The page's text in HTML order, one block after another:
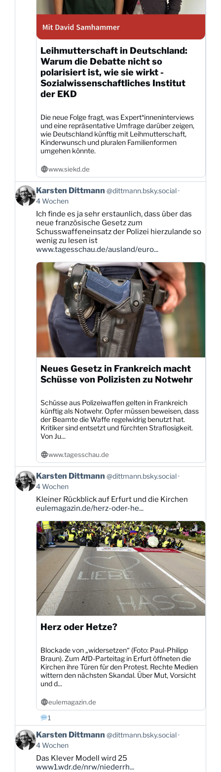
Leihmutterschaft in Deutschland:
Warum die Debatte nicht so
polarisiert ist, wie sie wirkt -
Sozialwissenschaftliches Institut
der EKD
Die neue Folge fragt, was Expert*inneninterviews
und eine repräsentative Umfrage darüber zeigen,
wie Deutschland künftig mit Leihmutterschaft,
Kinderwunsch und pluralen Familienformen
umgehen könnte.
www.siekd.de
Beitrag
von
Karsten
Dittmann
Bluesky
ansehen
Karsten Dittmann @dittmann.bsky.social
4 Wochen
Ich finde es ja sehr erstaunlich, dass über das
neue französische Gesetz zum
Schusswaffeneinsatz der Polizei hierzulande so
wenig zu lesen ist
www.tagesschau.de/ausland/euro...
Neues Gesetz in Frankreich macht
Schüsse von Polizisten zu Notwehr
Schüsse aus Polizeiwaffen gelten in Frankreich
künftig als Notwehr. Opfer müssen beweisen, dass
der Beamte die Waffe regelwidrig benutzt hat.
Kritiker sind entsetzt und fürchten Straflosigkeit.
Von Ju...
www.tagesschau.de
Beitrag
von
Karsten
Dittmann
Bluesky
ansehen
Karsten Dittmann @dittmann.bsky.social
4 Wochen
Kleiner Rückblick auf Erfurt und die Kirchen
eulemagazin.de/herz-oder-he...
Herz oder Hetze?
Blockade von „widersetzen“ (Foto: Paul-Philipp
Braun). Zum AfD-Parteitag in Erfurt öffneten die
Kirchen ihre Türen für den Protest. Rechte Medien
wittern den nächsten Skandal. Über Mut, Vorsicht
und d...
eulemagazin.de
1
Beitrag
von
Karsten
Dittmann
Karsten Dittmann @dittmann.bsky.social
4 Wochen
Das Klever Modell wird 25
www1.wdr.de/nrw/niederrh...